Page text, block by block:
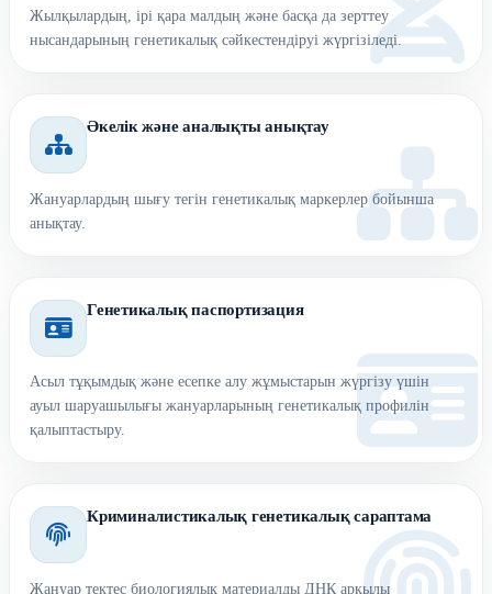
Жылқылардың, ірі қара малдың және басқа да зерттеу
нысандарының генетикалық сәйкестендіруі жүргізіледі.
Әкелік және аналықты анықтау
Жануарлардың шығу тегін генетикалық маркерлер бойынша
анықтау.
Генетикалық паспортизация
Асыл тұқымдық және есепке алу жұмыстарын жүргізу үшін
ауыл шаруашылығы жануарларының генетикалық профилін
қалыптастыру.
Криминалистикалық генетикалық сараптама
Жануар тектес биологиялық материалды ДНҚ арқылы